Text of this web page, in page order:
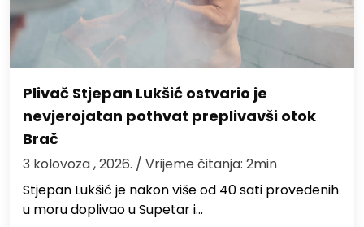
Plivač Stjepan Lukšić ostvario je
nevjerojatan pothvat preplivavši otok
Brač
3 kolovoza , 2026. / Vrijeme čitanja: 2min
St​jepan Lukšić je nakon više od 40 sati provedenih
u moru doplivao u Supetar i…